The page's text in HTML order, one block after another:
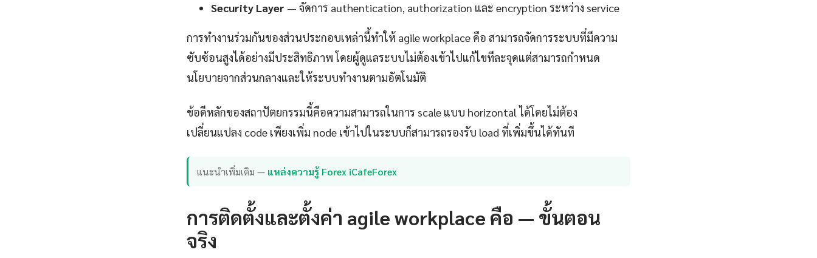
Security Layer — จัดการ authentication, authorization และ encryption ระหว่าง service
การทำงานร่วมกันของส่วนประกอบเหล่านี้ทำให้ agile workplace คือ สามารถจัดการระบบที่มีความ
ซับซ้อนสูงได้อย่างมีประสิทธิภาพ โดยผู้ดูแลระบบไม่ต้องเข้าไปแก้ไขทีละจุดแต่สามารถกำหนด
นโยบายจากส่วนกลางและให้ระบบทำงานตามอัตโนมัติ
ข้อดีหลักของสถาปัตยกรรมนี้คือความสามารถในการ scale แบบ horizontal ได้โดยไม่ต้อง
เปลี่ยนแปลง code เพียงเพิ่ม node เข้าไปในระบบก็สามารถรองรับ load ที่เพิ่มขึ้นได้ทันที
แนะนำเพิ่มเติม — แหล่งความรู้ Forex iCafeForex
การติดตั้งและตั้งค่า agile workplace คือ — ขั้นตอน
จริง